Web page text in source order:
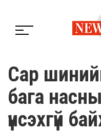
Сар
бага насны
үнсэхгүй